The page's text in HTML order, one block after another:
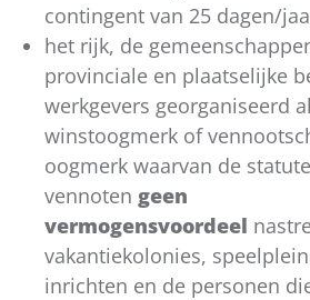
contingent van 25 dagen/
het rijk, de
provinciale en plaatselijke
werkgevers georganiseerd
winstoogmerk of
oogmerk waarvan de
vennoten geen
vermogensvoordeel
vakantiekolonies,
inrichten en de personen